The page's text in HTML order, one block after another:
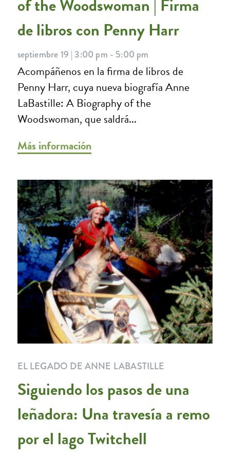
of the Woodswoman | Firma
de libros con Penny Harr
septiembre 19 | 3:00 pm - 5:00 pm
Acompáñenos en la firma de libros de
Penny Harr, cuya nueva biografía Anne
LaBastille: A Biography of the
Woodswoman, que saldrá...
Más información
EL LEGADO DE ANNE LABASTILLE
Siguiendo los pasos de una
leñadora: Una travesía a remo
por el lago Twitchell